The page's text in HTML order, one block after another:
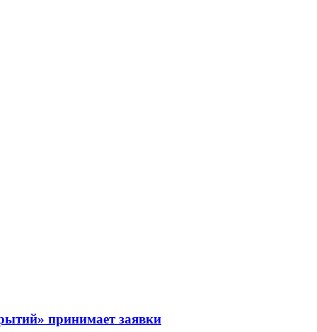
принимает заявки